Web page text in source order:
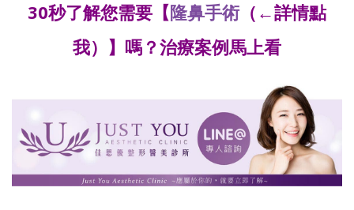
30秒了解您需要【隆鼻手術（←詳情點
我）】嗎？治療案例馬上看